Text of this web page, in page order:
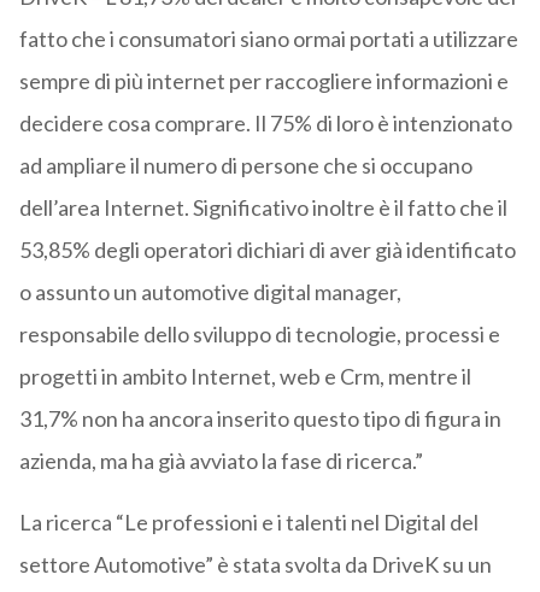
fatto che i consumatori siano ormai portati a utilizzare
sempre di più internet per raccogliere informazioni e
decidere cosa comprare. Il 75% di loro è intenzionato
ad ampliare il numero di persone che si occupano
dell’area Internet. Significativo inoltre è il fatto che il
53,85% degli operatori dichiari di aver già identificato
o assunto un automotive digital manager,
responsabile dello sviluppo di tecnologie, processi e
progetti in ambito Internet, web e Crm, mentre il
31,7% non ha ancora inserito questo tipo di figura in
azienda, ma ha già avviato la fase di ricerca.”
La ricerca “Le professioni e i talenti nel Digital del
settore Automotive” è stata svolta da DriveK su un